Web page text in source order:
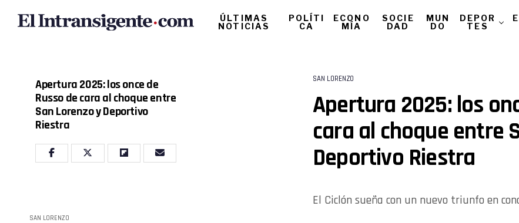
ÚLTIMAS
NOTICIAS
POLÍTI
CA
ECONO
MÍA
SOCIE
DAD
MUN
DO
DEPOR
TES
Apertura 2025: los once de
Russo de cara al choque entre
San Lorenzo y Deportivo
Riestra
SAN LORENZO
SAN LORENZO
Apertura 2025: los
cara al choque entre
Deportivo Riestra
El Ciclón sueña con un nuevo triunfo en